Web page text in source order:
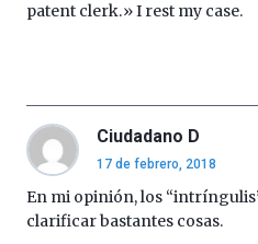
patent clerk.» I rest my case.
Ciudadano D
17 de febrero, 2018
En mi opinión, los
clarificar bastantes cosas.